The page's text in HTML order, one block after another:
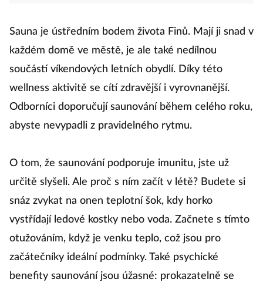
Sauna je ústředním bodem života Finů. Mají ji snad v
každém domě ve městě, je ale také nedílnou
součástí víkendových letních obydlí. Díky této
wellness aktivitě se cítí zdravější i vyrovnanější.
Odborníci doporučují saunování během celého roku,
abyste nevypadli z pravidelného rytmu.
O tom, že saunování podporuje imunitu, jste už
určitě slyšeli. Ale proč s ním začít v létě? Budete si
snáz zvykat na onen teplotní šok, kdy horko
vystřídají ledové kostky nebo voda. Začnete s tímto
otužováním, když je venku teplo, což jsou pro
začátečníky ideální podmínky. Také psychické
benefity saunování jsou úžasné: prokazatelně se